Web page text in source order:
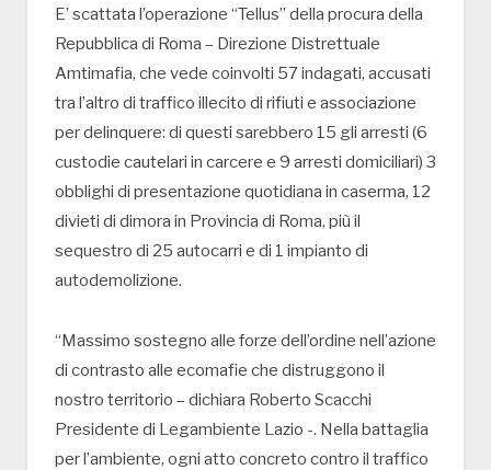
E’ scattata l’operazione “Tellus” della procura della
Repubblica di Roma – Direzione Distrettuale
Amtimafia, che vede coinvolti 57 indagati, accusati
tra l’altro di traffico illecito di rifiuti e associazione
per delinquere: di questi sarebbero 15 gli arresti (6
custodie cautelari in carcere e 9 arresti domiciliari) 3
obblighi di presentazione quotidiana in caserma, 12
divieti di dimora in Provincia di Roma, più il
sequestro di 25 autocarri e di 1 impianto di
autodemolizione.
“Massimo sostegno alle forze dell’ordine nell’azione
di contrasto alle ecomafie che distruggono il
nostro territorio – dichiara Roberto Scacchi
Presidente di Legambiente Lazio -. Nella battaglia
per l’ambiente, ogni atto concreto contro il traffico